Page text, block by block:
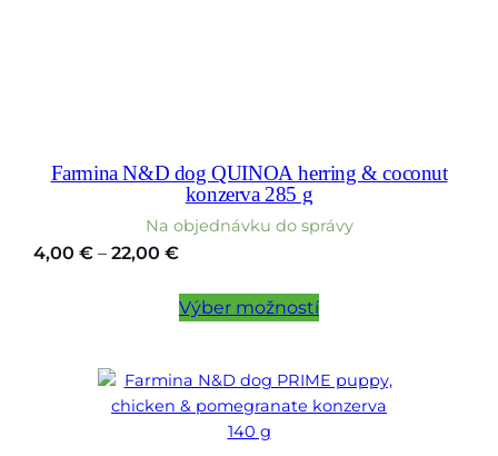
Farmina N&D dog QUINOA herring & coconut
konzerva 285 g
Na objednávku do správy
4,00 € – 22,00 €Price
4,00 €
Výber možností